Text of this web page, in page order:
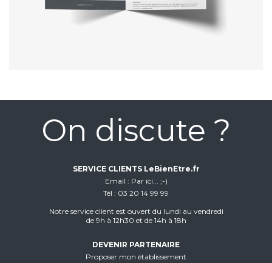
On discute ?
SERVICE CLIENTS LeBienEtre.fr
Email
Par ici... ;-)
Tél
03 20 14 99 99
Notre service client est ouvert du lundi au vendredi
de 9h à 12h30 et de 14h à 18h
DEVENIR PARTENAIRE
Proposer mon établissement